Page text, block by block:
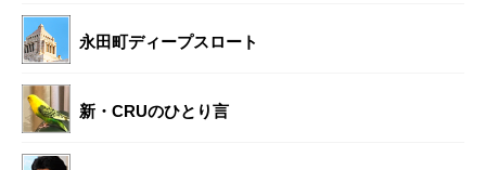
永田町ディープスロート
新・CRUのひとり言